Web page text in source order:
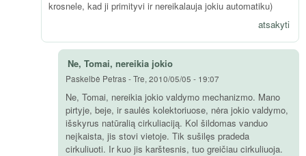
krosnele, kad ji primityvi ir nereikalauja jokiu automatiku)
atsakyti
Ne, Tomai, nereikia jokio
Paskelbė Petras-Tre, 2010/05/05 - 19:07
Ne, Tomai, nereikia jokio valdymo mechanizmo. Mano
pirtyje, beje, ir saulės kolektoriuose, nėra jokio valdymo,
išskyrus natūralią cirkuliaciją. Kol šildomas vanduo
neįkaista, jis stovi vietoje. Tik sušilęs pradeda
cirkuliuoti. Ir kuo jis karštesnis, tuo greičiau cirkuliuoja.